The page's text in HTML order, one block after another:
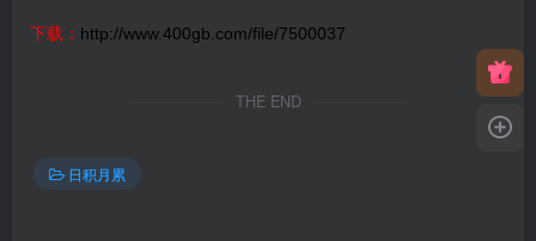
下载： http://www.400gb.com/file/7500037
THE END
日积月累